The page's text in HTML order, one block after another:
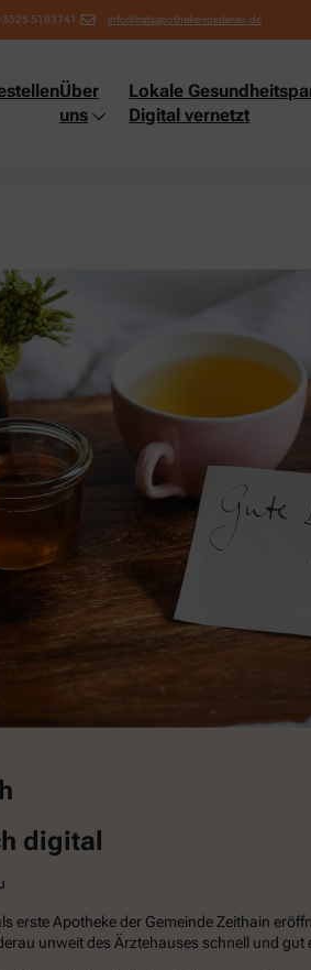
3525 5183741 info@ratsapotheke-roederau.de
Über
uns
Lokale
Digital vernetzt
digital
erste Apotheke der Gemeinde Zeithain
unweit des Ärztehauses schnell und gut